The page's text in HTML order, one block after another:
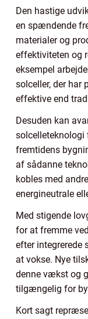
Den hastige
en spændende
materialer og
effektiviteten og
eksempel
solceller, der har
effektive end
Desuden kan
solcelleteknologi
fremtidens
af sådanne
kobles med
energineutrale
Med stigende
for at fremme
efter integrerede
at vokse. Nye
denne vækst og
tilgængelig for
Kort sagt